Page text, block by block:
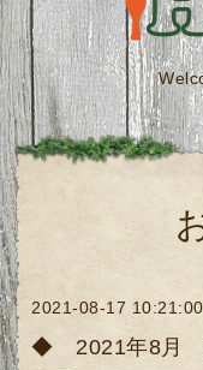
2021-08-17 10:21:00
◆ 2021年8月